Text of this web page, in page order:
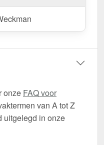
onze FAQ voor
van A tot Z
uitgelegd in onze